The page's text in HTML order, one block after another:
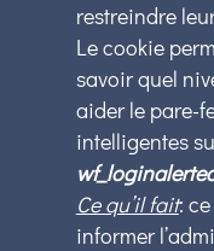
restreindre
Le cookie
savoir quel
aider le pare-
intelligentes
Ce qu’il fait:
informer